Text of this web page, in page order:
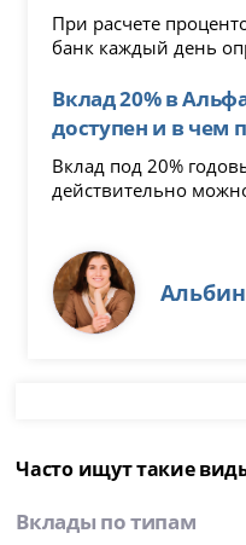
При расчете
банк каждый день
Вклад 20% в
доступен и в чем
Вклад под 20%
действительно
Часто ищут такие
Вклады по типам